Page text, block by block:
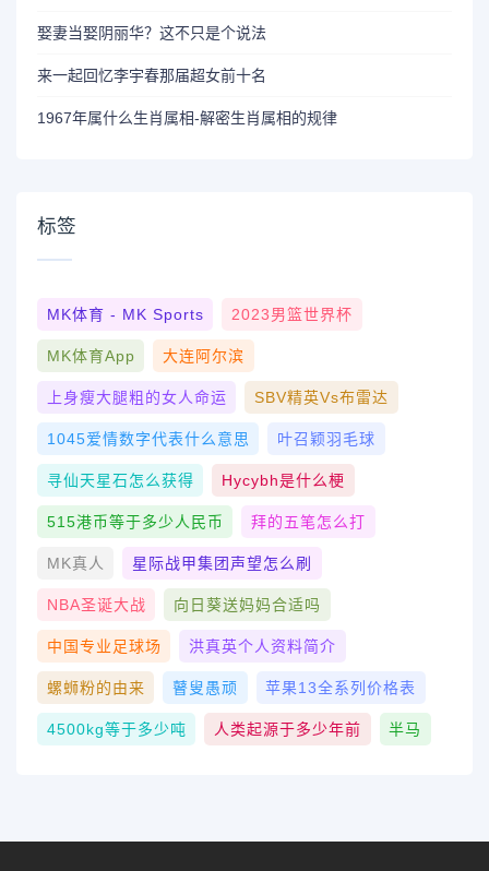
娶妻当娶阴丽华？这不只是个说法
来一起回忆李宇春那届超女前十名
1967年属什么生肖属相-解密生肖属相的规律
标签
MK体育 - MK Sports 2023男篮世界杯
MK体育App 大连阿尔滨
上身瘦大腿粗的女人命运 SBV精英vs布雷达
1045爱情数字代表什么意思 叶召颖羽毛球
寻仙天星石怎么获得 Hycybh是什么梗
515港币等于多少人民币 拜的五笔怎么打
MK真人 星际战甲集团声望怎么刷
NBA圣诞大战 向日葵送妈妈合适吗
中国专业足球场 洪真英个人资料简介
螺蛳粉的由来 瞽叟愚顽 苹果13全系列价格表
4500kg等于多少吨 人类起源于多少年前 半马